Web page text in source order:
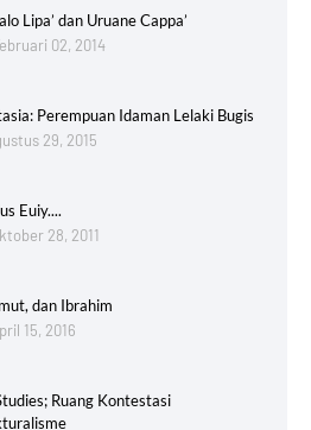
Lipa’ dan Uruane Cappa’
02, 2014
Perempuan Idaman Lelaki Bugis
29, 2015
Euiy....
28, 2011
dan Ibrahim
15, 2016
Ruang Kontestasi